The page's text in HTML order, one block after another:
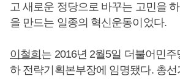
고 새로운 정당으로 바꾸는 고민을
을 만드는 일종의 혁신운동이었다.
이철희 는 2016년 2월5일 더불어민
하 전략기획본부장에 임명됐다. 총선